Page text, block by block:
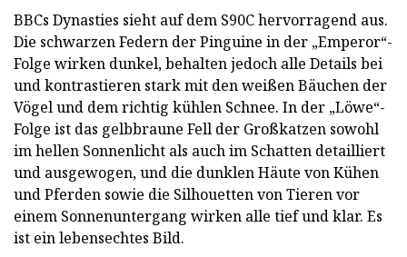
BBCs Dynasties sieht auf dem S90C hervorragend aus.
Die schwarzen Federn der Pinguine in der „Emperor“-
Folge wirken dunkel, behalten jedoch alle Details bei
und kontrastieren stark mit den weißen Bäuchen der
Vögel und dem richtig kühlen Schnee. In der „Löwe“-
Folge ist das gelbbraune Fell der Großkatzen sowohl
im hellen Sonnenlicht als auch im Schatten detailliert
und ausgewogen, und die dunklen Häute von Kühen
und Pferden sowie die Silhouetten von Tieren vor
einem Sonnenuntergang wirken alle tief und klar. Es
ist ein lebensechtes Bild.